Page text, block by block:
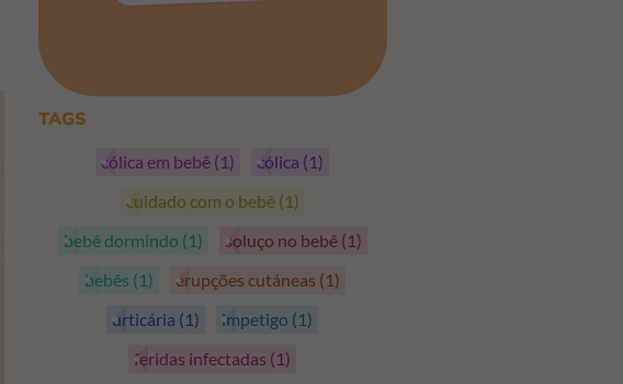
TAGS
cólica em bebê (1) cólica (1)
cuidado com o bebê (1)
bebê dormindo (1) soluço no bebê (1)
bebês (1) erupções cutáneas (1)
urticária (1) impetigo (1)
feridas infectadas (1)